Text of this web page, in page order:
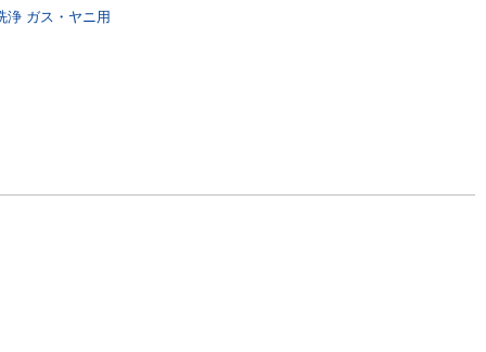
浄 ガス・ヤニ用